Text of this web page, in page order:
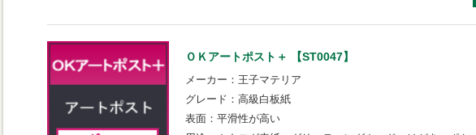
ＯＫアートポスト＋ 【ST0047】
メーカー：王子マテリア
グレード：高級白板紙
表面：平滑性が高い